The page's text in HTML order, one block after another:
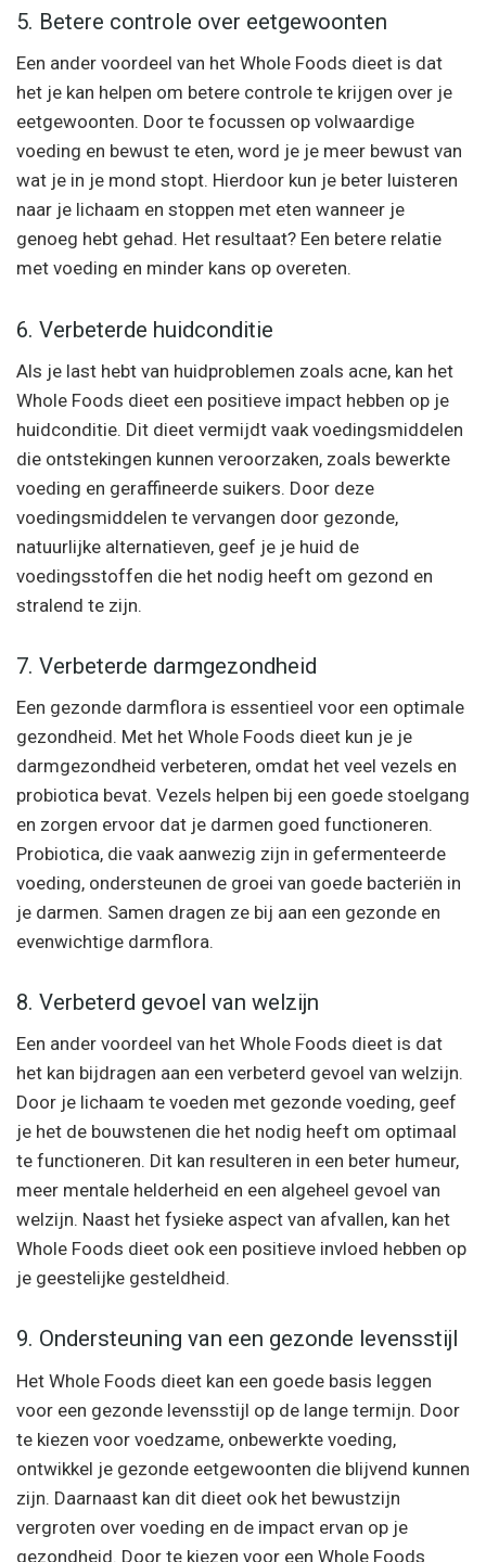
5. Betere controle over eetgewoonten
Een ander voordeel van het Whole Foods dieet is dat
het je kan helpen om betere controle te krijgen over je
eetgewoonten. Door te focussen op volwaardige
voeding en bewust te eten, word je je meer bewust van
wat je in je mond stopt. Hierdoor kun je beter luisteren
naar je lichaam en stoppen met eten wanneer je
genoeg hebt gehad. Het resultaat? Een betere relatie
met voeding en minder kans op overeten.
6. Verbeterde huidconditie
Als je last hebt van huidproblemen zoals acne, kan het
Whole Foods dieet een positieve impact hebben op je
huidconditie. Dit dieet vermijdt vaak voedingsmiddelen
die ontstekingen kunnen veroorzaken, zoals bewerkte
voeding en geraffineerde suikers. Door deze
voedingsmiddelen te vervangen door gezonde,
natuurlijke alternatieven, geef je je huid de
voedingsstoffen die het nodig heeft om gezond en
stralend te zijn.
7. Verbeterde darmgezondheid
Een gezonde darmflora is essentieel voor een optimale
gezondheid. Met het Whole Foods dieet kun je je
darmgezondheid verbeteren, omdat het veel vezels en
probiotica bevat. Vezels helpen bij een goede stoelgang
en zorgen ervoor dat je darmen goed functioneren.
Probiotica, die vaak aanwezig zijn in gefermenteerde
voeding, ondersteunen de groei van goede bacteriën in
je darmen. Samen dragen ze bij aan een gezonde en
evenwichtige darmflora.
8. Verbeterd gevoel van welzijn
Een ander voordeel van het Whole Foods dieet is dat
het kan bijdragen aan een verbeterd gevoel van welzijn.
Door je lichaam te voeden met gezonde voeding, geef
je het de bouwstenen die het nodig heeft om optimaal
te functioneren. Dit kan resulteren in een beter humeur,
meer mentale helderheid en een algeheel gevoel van
welzijn. Naast het fysieke aspect van afvallen, kan het
Whole Foods dieet ook een positieve invloed hebben op
je geestelijke gesteldheid.
9. Ondersteuning van een gezonde levensstijl
Het Whole Foods dieet kan een goede basis leggen
voor een gezonde levensstijl op de lange termijn. Door
te kiezen voor voedzame, onbewerkte voeding,
ontwikkel je gezonde eetgewoonten die blijvend kunnen
zijn. Daarnaast kan dit dieet ook het bewustzijn
vergroten over voeding en de impact ervan op je
gezondheid. Door te kiezen voor een Whole Foods